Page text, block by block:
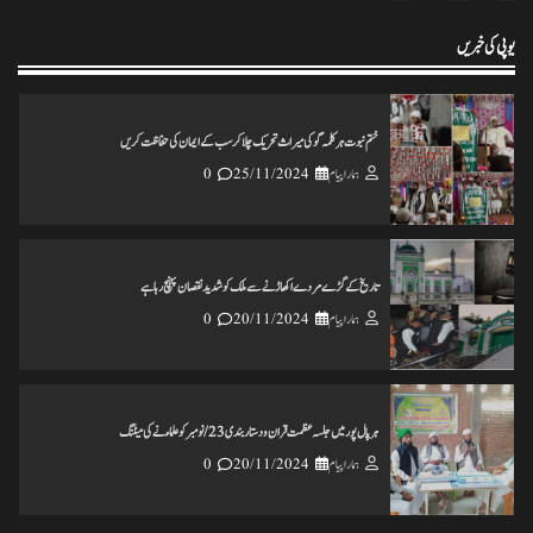
یوپی کی خبریں
ختم نبوت ہر کلمہ گو کی میراث تحریک چلاکرسب کے ایمان کی حفاظت کریں
ہمارا پیام
25/11/2024
0
تاریخ کے گڑے مردے اکھاڑنے سے ملک کو شدید نقصان پہنچ رہاہے
ہمارا پیام
20/11/2024
0
ہرپال پور میں جلسہ عظمت قران و دستاربندی 23/نومبر کو علماء نے کی میٹنگ
ہمارا پیام
20/11/2024
0